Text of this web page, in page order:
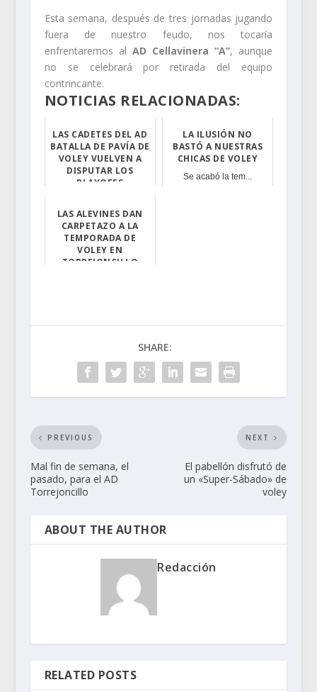
Esta semana, después de tres jornadas jugando
fuera de nuestro feudo, nos tocaría
enfrentaremos al AD Cellavinera “A”, aunque
no se celebrará por retirada del equipo
contrincante.
NOTICIAS RELACIONADAS:
LAS CADETES DEL AD
BATALLA DE PAVÍA DE
VOLEY VUELVEN A
DISPUTAR LOS
PLAYOFFS
LA ILUSIÓN NO
BASTÓ A NUESTRAS
CHICAS DE VOLEY
Se acabó la tem...
LAS ALEVINES DAN
CARPETAZO A LA
TEMPORADA DE
VOLEY EN
SHARE:
PREVIOUS
Mal fin de semana, el
pasado, para el AD
Torrejoncillo
NEXT
El pabellón disfrutó de
un «Super-Sábado» de
voley
ABOUT THE AUTHOR
Redacción
RELATED POSTS